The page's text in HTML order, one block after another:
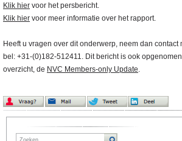
Klik hier voor het persbericht.
Klik hier voor meer informatie over het rapport.
Heeft u vragen over dit onderwerp, neem dan contact
bel: +31-(0)182-512411. Dit bericht is ook
overzicht, de NVC Members-only Update.